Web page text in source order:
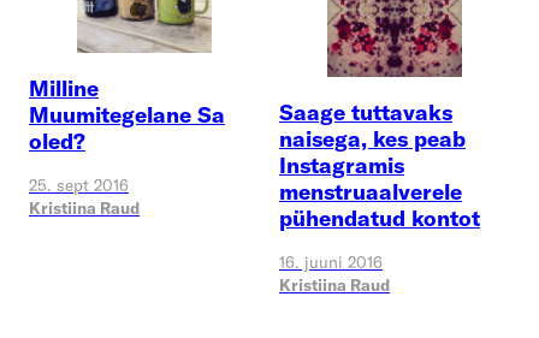
Milline
Muumitegelane Sa
oled?
25. sept 2016
Kristiina Raud
Saage tuttavaks
naisega, kes peab
Instagramis
menstruaalverele
pühendatud kontot
16. juuni 2016
Kristiina Raud